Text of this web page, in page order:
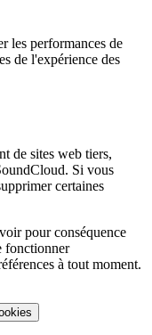
les performances de
de l'expérience des
de sites web tiers,
Si vous
certaines
pour conséquence
fonctionner
à tout moment.